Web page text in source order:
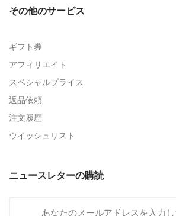
その他のサービス
ギフト券
アフィリエイト
スペシャルプライス
返品依頼
注文履歴
ウイッシュリスト
ニュースレターの購読